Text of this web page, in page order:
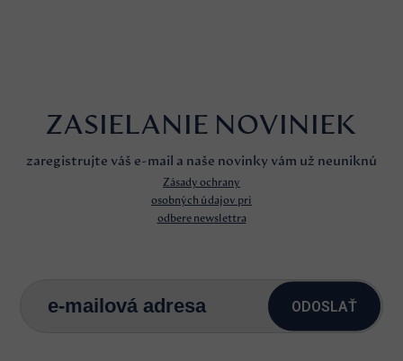
ZASIELANIE NOVINIEK
zaregistrujte váš e-mail a naše novinky vám už neuniknú
Zásady ochrany
osobných údajov pri
odbere newslettra
ODOSLAŤ